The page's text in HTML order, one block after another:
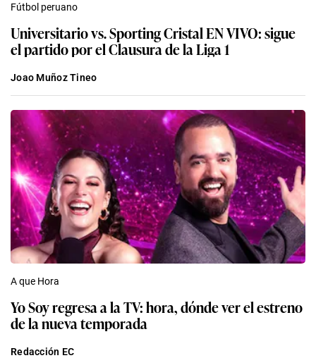
Fútbol peruano
Universitario vs. Sporting Cristal EN VIVO: sigue
el partido por el Clausura de la Liga 1
Joao Muñoz Tineo
A que Hora
Yo Soy regresa a la TV: hora, dónde ver el estreno
de la nueva temporada
Redacción EC